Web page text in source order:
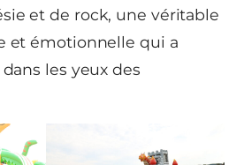
et de rock, une véritable
et émotionnelle qui a
les yeux des